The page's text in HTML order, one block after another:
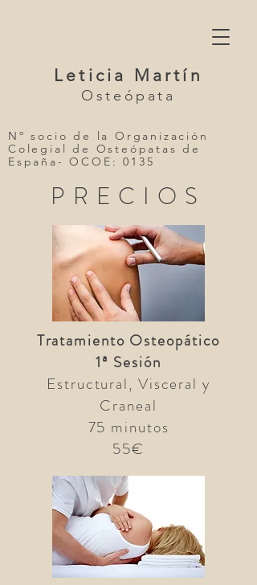
Leticia Martín
Osteópata
Nº socio de la Organización
Colegial de Osteópatas de
España- OCOE: 0135
PRECIOS
Tratamiento Osteopático
1ª Sesión
Estructural, Visceral y
Craneal
75 minutos
55€